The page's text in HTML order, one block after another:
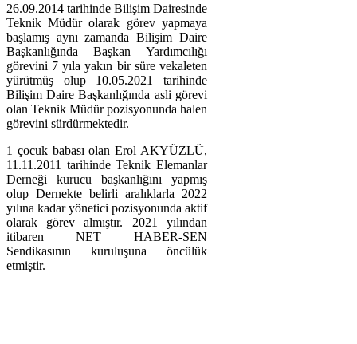
26.09.2014 tarihinde Bilişim Dairesinde
Teknik Müdür olarak görev yapmaya
başlamış aynı zamanda Bilişim Daire
Başkanlığında Başkan Yardımcılığı
görevini 7 yıla yakın bir süre vekaleten
yürütmüş olup 10.05.2021 tarihinde
Bilişim Daire Başkanlığında asli görevi
olan Teknik Müdür pozisyonunda halen
görevini sürdürmektedir.
1 çocuk babası olan Erol AKYÜZLÜ,
11.11.2011 tarihinde Teknik Elemanlar
Derneği kurucu başkanlığını yapmış
olup Dernekte belirli aralıklarla 2022
yılına kadar yönetici pozisyonunda aktif
olarak görev almıştır. 2021 yılından
itibaren NET HABER-SEN
Sendikasının kuruluşuna öncülük
etmiştir.